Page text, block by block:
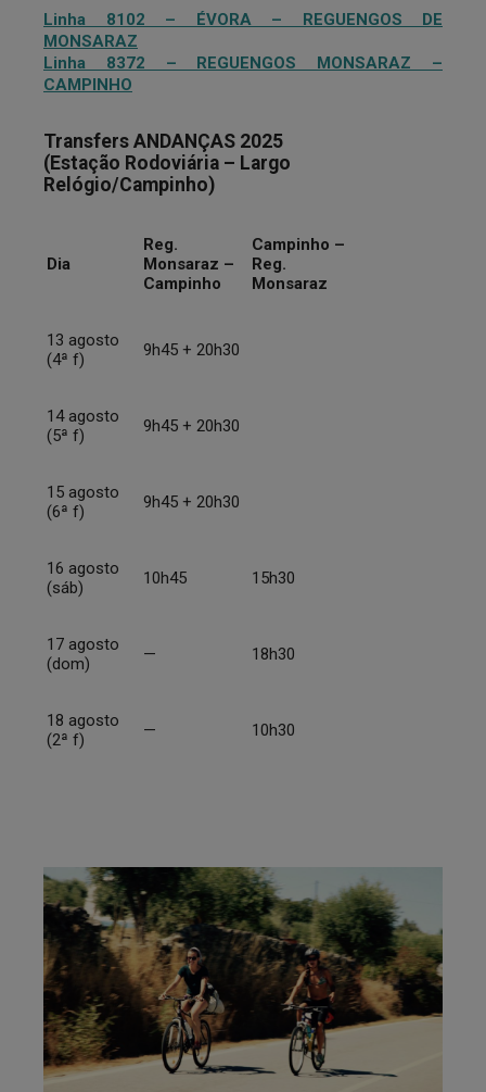
Linha 8102 – ÉVORA – REGUENGOS DE
MONSARAZ
Linha 8372 – REGUENGOS MONSARAZ –
CAMPINHO
Transfers ANDANÇAS 2025
(Estação Rodoviária – Largo
Relógio/Campinho)
Dia
Reg.
Monsaraz –
Campinho
Campinho –
Reg.
Monsaraz
13 agosto
(4ª f)
9h45 + 20h30
14 agosto
(5ª f)
9h45 + 20h30
15 agosto
(6ª f)
9h45 + 20h30
16 agosto
(sáb)
10h45 15h30
17 agosto
(dom)
— 18h30
18 agosto
(2ª f)
— 10h30